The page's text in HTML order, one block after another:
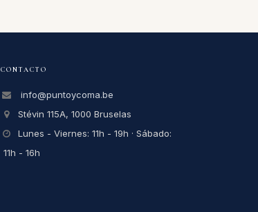
CONTACTO
info@puntoycoma.be
Stévin 115A, 1000 Bruselas
Lunes - Viernes: 11h - 19h · Sábado:
11h - 16h